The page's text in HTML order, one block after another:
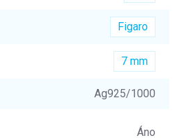
Figaro
7 mm
Ag925/1000
Áno